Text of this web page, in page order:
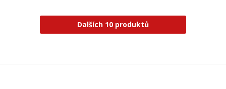
Dalších 10 produktů